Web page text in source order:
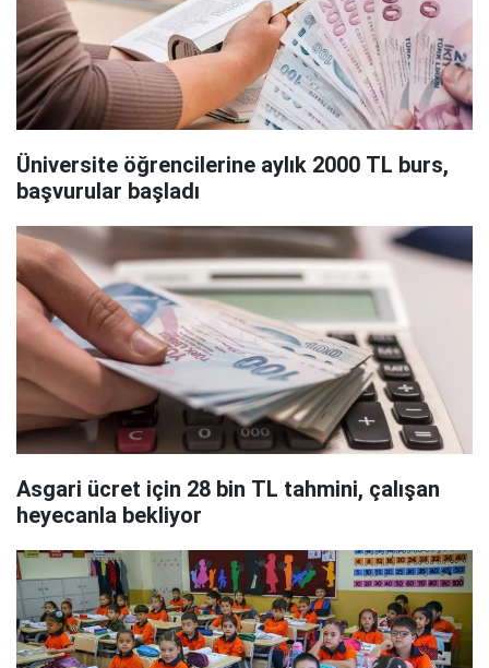
Üniversite öğrencilerine aylık 2000 TL burs,
başvurular başladı
Asgari ücret için 28 bin TL tahmini, çalışan
heyecanla bekliyor